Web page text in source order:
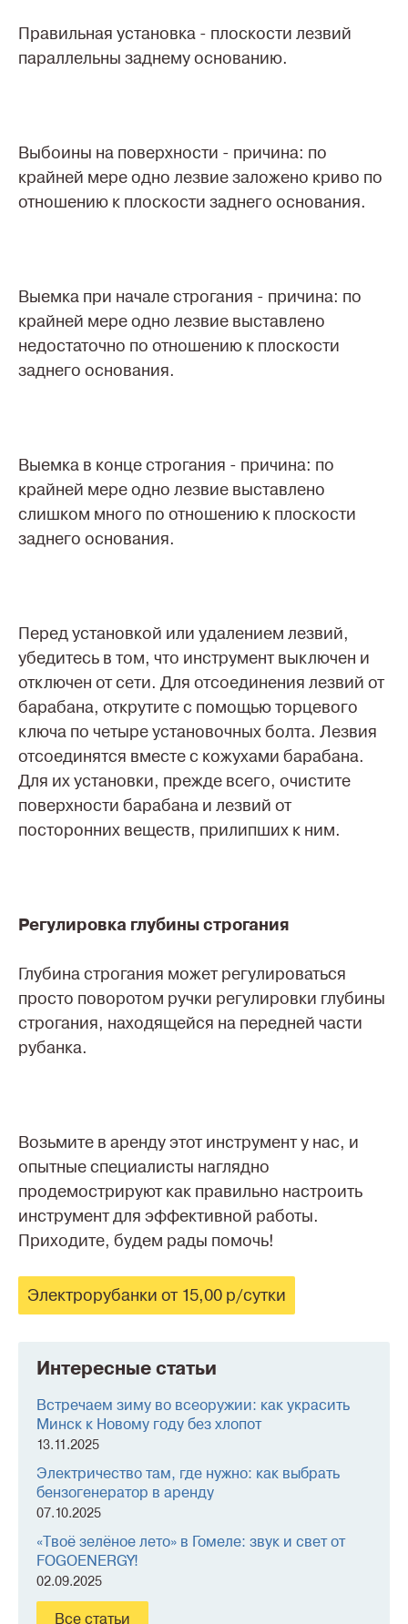
Правильная установка - плоскости лезвий
параллельны заднему основанию.
Выбоины на поверхности - причина: по
крайней мере одно лезвие заложено криво по
отношению к плоскости заднего основания.
Выемка при начале строгания - причина: по
крайней мере одно лезвие выставлено
недостаточно по отношению к плоскости
заднего основания.
Выемка в конце строгания - причина: по
крайней мере одно лезвие выставлено
слишком много по отношению к плоскости
заднего основания.
Перед установкой или удалением лезвий,
убедитесь в том, что инструмент выключен и
отключен от сети. Для отсоединения лезвий от
барабана, открутите с помощью торцевого
ключа по четыре установочных болта. Лезвия
отсоединятся вместе с кожухами барабана.
Для их установки, прежде всего, очистите
поверхности барабана и лезвий от
посторонних веществ, прилипших к ним.
Регулировка глубины строгания
Глубина строгания может регулироваться
просто поворотом ручки регулировки глубины
строгания, находящейся на передней части
рубанка.
Возьмите в аренду этот инструмент у нас, и
опытные специалисты наглядно
продемострируют как правильно настроить
инструмент для эффективной работы.
Приходите, будем рады помочь!
Электрорубанки от 15,00 р/сутки
Интересные статьи
Встречаем зиму во всеоружии: как украсить
Минск к Новому году без хлопот
13.11.2025
Электричество там, где нужно: как выбрать
бензогенератор в аренду
07.10.2025
«Твоё зелёное лето» в Гомеле: звук и свет от
FOGOENERGY!
02.09.2025
Все статьи